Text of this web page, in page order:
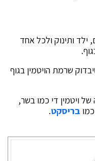
ותינוק ולכל אחד
שרמת הויטמין בגוף
ויטמין די כמו בשר,
בריסקט.